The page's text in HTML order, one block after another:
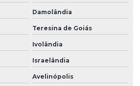
Damolândia
Teresina de Goiás
Ivolândia
Israelândia
Avelinópolis